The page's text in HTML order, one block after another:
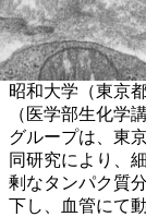
昭和大学（東京
（医学部生化学
グループは、東
同研究により、
剰なタンパク質
下し、血管にて